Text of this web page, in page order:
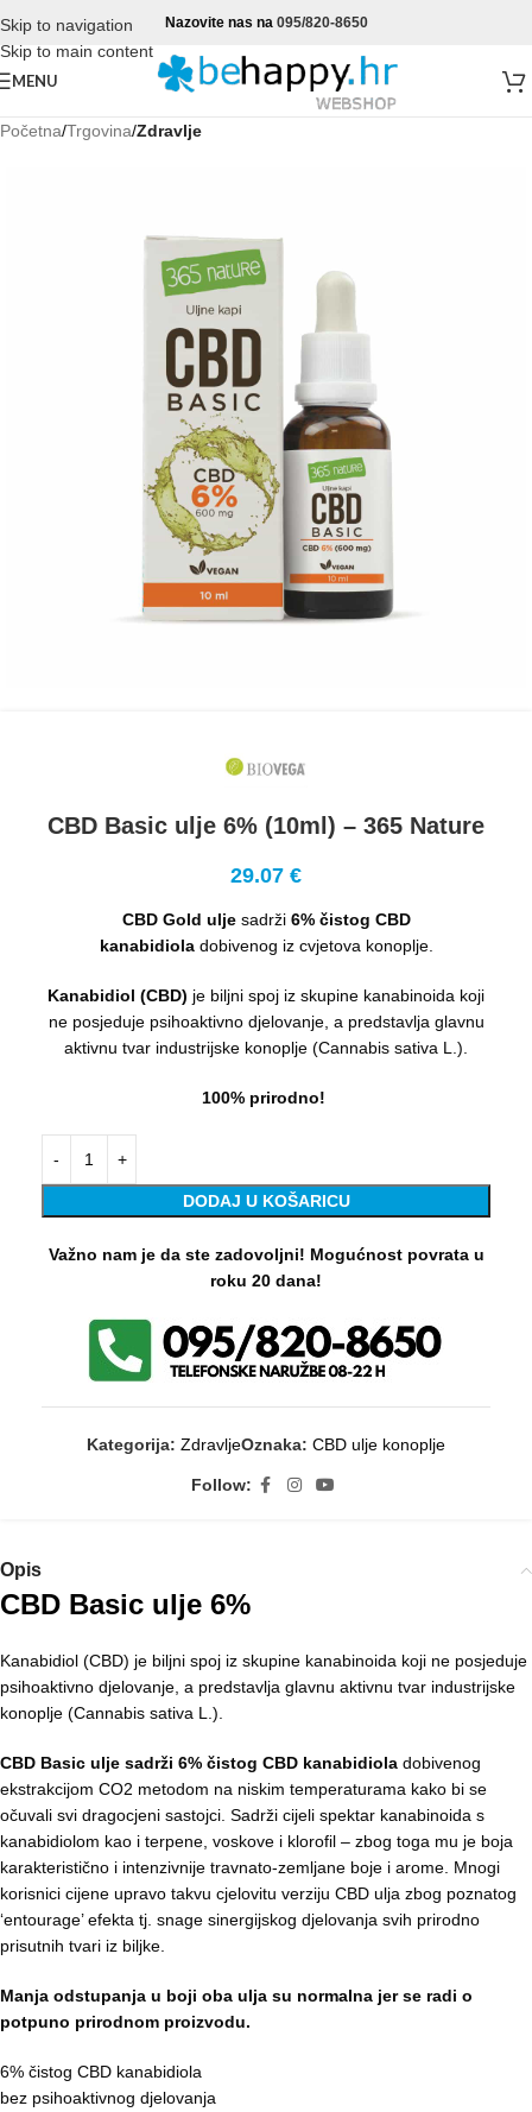
Skip to navigation
Skip to main content
Nazovite nas na 095/820-8650
MENU
Početna Trgovina Zdravlje
CBD Basic ulje 6% (10ml) – 365 Nature
29.07 €
CBD Gold uljesadrži 6% čistog CBD
kanabidioladobivenog iz cvjetova konoplje.
Kanabidiol (CBD) je biljni spoj iz skupine kanabinoida koji
ne posjeduje psihoaktivno djelovanje, a predstavlja glavnu
aktivnu tvar industrijske konoplje (Cannabis sativa L.).
100% prirodno!
DODAJ U KOŠARICU
Važno nam je da ste zadovoljni! Mogućnost povrata u
roku 20 dana!
Kategorija: ZdravljeOznaka: CBD ulje konoplje
Follow:
Opis
CBD Basic ulje 6%
Kanabidiol (CBD) je biljni spoj iz skupine kanabinoida koji ne posjeduje
psihoaktivno djelovanje, a predstavlja glavnu aktivnu tvar industrijske
konoplje (Cannabis sativa L.).
CBD Basic ulje sadrži 6% čistog CBD kanabidiola dobivenog
ekstrakcijom CO2 metodom na niskim temperaturama kako bi se
očuvali svi dragocjeni sastojci. Sadrži cijeli spektar kanabinoida s
kanabidiolom kao i terpene, voskove i klorofil – zbog toga mu je boja
karakteristično i intenzivnije travnato-zemljane boje i arome. Mnogi
korisnici cijene upravo takvu cjelovitu verziju CBD ulja zbog poznatog
‘entourage’ efekta tj. snage sinergijskog djelovanja svih prirodno
prisutnih tvari iz biljke.
Manja odstupanja u boji oba ulja su normalna jer se radi o
potpuno prirodnom proizvodu.
6% čistog CBD kanabidiola
bez psihoaktivnog djelovanja